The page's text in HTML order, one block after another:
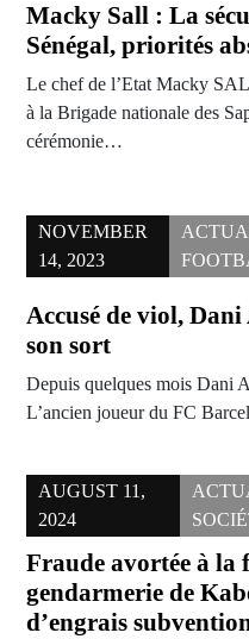
Macky Sall : La
Sénégal, priorités
Le chef de l’Etat Macky
à la Brigade nationale des
cérémonie…
NOVEMBER
14, 2023
Accusé de viol,
son sort
Depuis quelques mois Dani
L’ancien joueur du FC
AUGUST 11,
2024
Fraude avortée à la
gendarmerie de
d’engrais